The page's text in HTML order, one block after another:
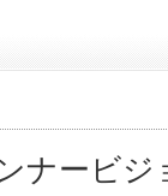
ナービ